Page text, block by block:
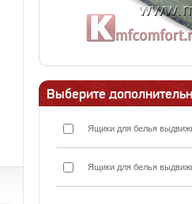
Выберите
Ящики для белья
Ящики для белья